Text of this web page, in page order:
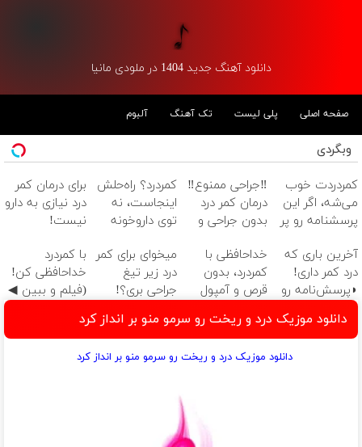
دانلود آهنگ جدید 1404 در ملودی مانیا
صفحه اصلی پلی لیست تک آهنگ آلبوم
وبگردی
کمردردت خوب
می‌شه، اگر این
پرسشنامه رو پر
‼️جراحی ممنوع‼️
درمان کمر درد
بدون جراحی و
کمردرد؟ راه‌حلش
اینجاست، نه
توی داروخونه
برای درمان کمر
درد نیازی به دارو
نیست!
پر کن)
آخرین باری که
درد کمر داری!
◗پرسش‌نامه رو
پر کن◖
خداحافظی با
کمردرد، بدون
قرص و آمپول
میخوای برای کمر
درد زیر تیغ
جراحی بری؟!
پر کن◖
با کمردرد
خداحافظی کن!
(فیلم و ببین ◀
پرکن)دانلود موزیک درد و ریخت رو سرمو منو بر انداز کرد
دانلود موزیک درد و ریخت رو سرمو منو بر انداز کرد